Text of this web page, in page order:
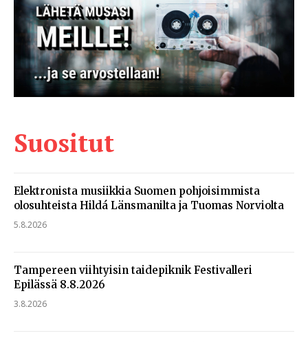
Suositut
Elektronista musiikkia Suomen pohjoisimmista
olosuhteista Hildá Länsmanilta ja Tuomas Norviolta
5.8.2026
Tampereen viihtyisin taidepiknik Festivalleri
Epilässä 8.8.2026
3.8.2026